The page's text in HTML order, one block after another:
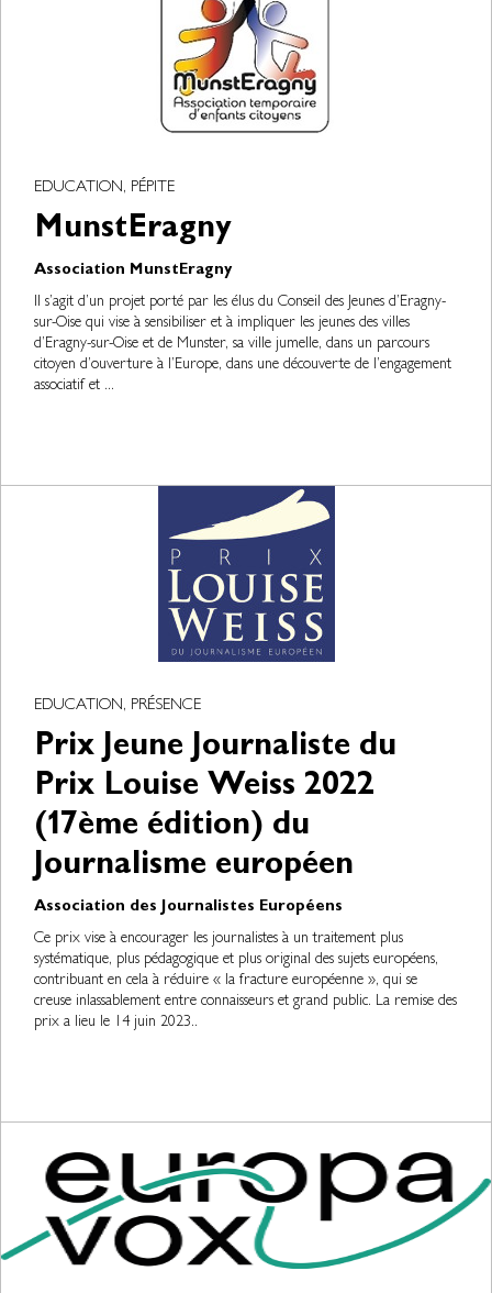
EDUCATION, PÉPITE
MunstEragny
Association MunstEragny
Il s’agit d’un projet porté par les élus du Conseil des Jeunes d’Eragny-
sur-Oise qui vise à sensibiliser et à impliquer les jeunes des villes
d’Eragny-sur-Oise et de Munster, sa ville jumelle, dans un parcours
citoyen d’ouverture à l’Europe, dans une découverte de l’engagement
associatif et ...
EDUCATION, PRÉSENCE
Prix Jeune Journaliste du
Prix Louise Weiss 2022
(17ème édition) du
Journalisme européen
Association des Journalistes Européens
Ce prix vise à encourager les journalistes à un traitement plus
systématique, plus pédagogique et plus original des sujets européens,
contribuant en cela à réduire « la fracture européenne », qui se
creuse inlassablement entre connaisseurs et grand public. La remise des
prix a lieu le 14 juin 2023..